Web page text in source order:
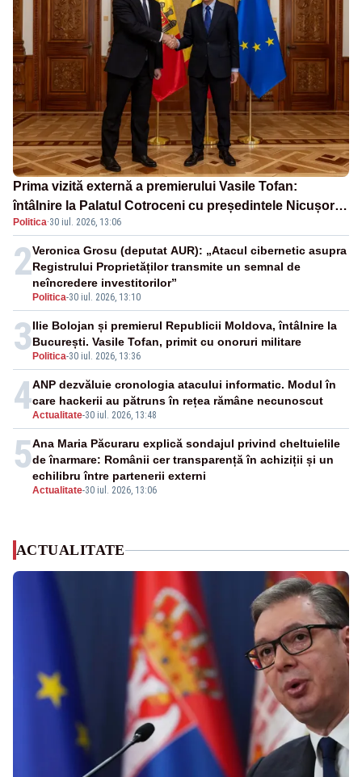
Prima vizită externă a premierului Vasile Tofan:
întâlnire la Palatul Cotroceni cu președintele Nicușor
Dan
Politica·30 iul. 2026, 13:06
2
Politica-30 iul. 2026, 13:10
Veronica Grosu (deputat AUR): „Atacul cibernetic asupra
Registrului Proprietăților transmite un semnal de
neîncredere investitorilor”
3 Politica-30 iul. 2026, 13:36
Ilie Bolojan și premierul Republicii Moldova, întâlnire la
București. Vasile Tofan, primit cu onoruri militare
4Actualitate-30 iul. 2026, 13:48
ANP dezvăluie cronologia atacului informatic. Modul în
care hackerii au pătruns în rețea rămâne necunoscut
5
Actualitate-30 iul. 2026, 13:06
Ana Maria Păcuraru explică sondajul privind cheltuielile
de înarmare: Românii cer transparență în achiziții și un
echilibru între partenerii externi
ACTUALITATE